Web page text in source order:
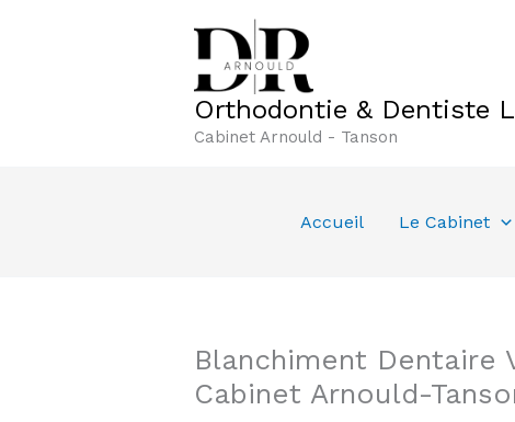
Orthodontie & Dentiste
Cabinet Arnould - Tanson
Accueil Le Cabinet
Blanchiment
Cabinet Arnould-